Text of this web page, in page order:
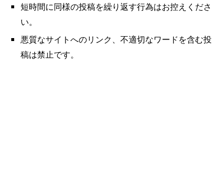
短時間に同様の投稿を繰り返す行為はお控えくださ
い。
悪質なサイトへのリンク、不適切なワードを含む投
稿は禁止です。